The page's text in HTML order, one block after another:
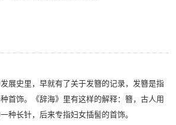
史里，早就有了关于发簪的记录，发簪是指
首饰。《辞海》里有这样的解释：簪，古人用
种长针，后来专指妇女插髻的首饰。